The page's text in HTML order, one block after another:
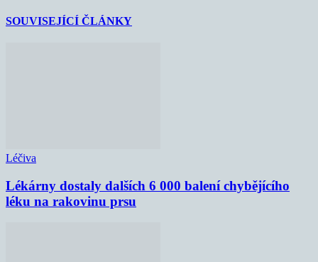
SOUVISEJÍCÍ ČLÁNKY
Léčiva
Lékárny dostaly dalších 6 000 balení chybějícího
léku na rakovinu prsu